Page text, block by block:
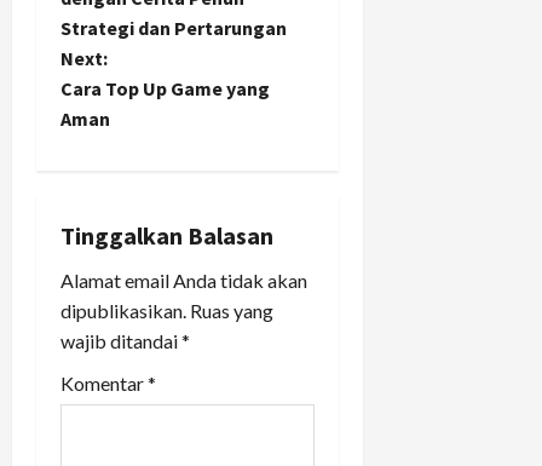
s
t
v
i
g
a
Strategi dan Pertarungan
Next:
Cara Top Up Game yang
Aman
Tinggalkan Balasan
Alamat email Anda tidak akan
dipublikasikan. Ruas yang
wajib ditandai*
Komentar*